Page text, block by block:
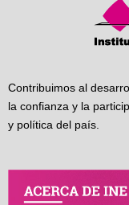
Contribuimos al
la confianza y la
y política del país.